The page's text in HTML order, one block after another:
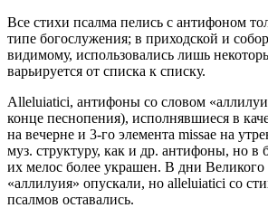
Все стихи псалма пелись с антифоном
типе богослужения; в приходской и
видимому, использовались лишь
варьируется от списка к списку.
Alleluiatici, антифоны со словом
конце песнопения), исполнявшиеся в
на вечерне и 3-го элемента missae на
муз. структуру, как и др. антифоны, но в
их мелос более украшен. В дни Великого
«аллилуия» опускали, но alleluiatici со
псалмов оставались.